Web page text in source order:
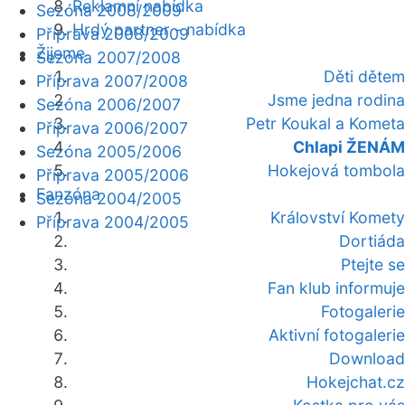
Reklamní nabídka
Hrdý partner - nabídka
Žijeme
Děti dětem
Jsme jedna rodina
Petr Koukal a Kometa
Chlapi ŽENÁM
Hokejová tombola
Fanzóna
Království Komety
Dortiáda
Ptejte se
Fan klub informuje
Fotogalerie
Aktivní fotogalerie
Download
Hokejchat.cz
Sezóna 2008/2009
Příprava 2008/2009
Sezóna 2007/2008
Příprava 2007/2008
Sezóna 2006/2007
Příprava 2006/2007
Sezóna 2005/2006
Příprava 2005/2006
Sezóna 2004/2005
Příprava 2004/2005